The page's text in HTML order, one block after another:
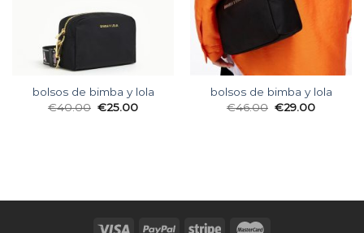
bolsos de bimba y lola
€40.00 €25.00
bolsos de bimba y lola
€46.00 €29.00